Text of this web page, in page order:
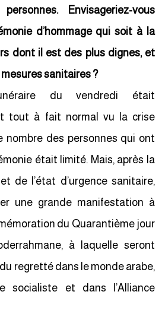
Envisageriez-vous
d’hommage qui soit à la
dont il est des plus dignes, et
mesures sanitaires ?
du vendredi était
tout à fait normal vu la crise
nombre des personnes qui ont
était limité. Mais, après la
de l’état d’urgence sanitaire,
une grande manifestation à
du Quarantième jour
à laquelle seront
regretté dans le monde arabe,
socialiste et dans l’Alliance